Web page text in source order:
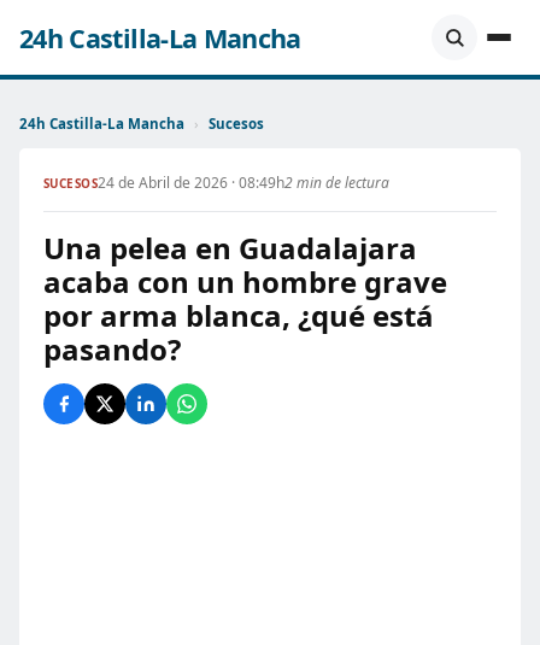
24h Castilla-La Mancha
24h Castilla-La Mancha › Sucesos
SUCESOS24 de Abril de 2026 · 08:49h2 min de lectura
Una pelea en Guadalajara
acaba con un hombre grave
por arma blanca, ¿qué está
pasando?